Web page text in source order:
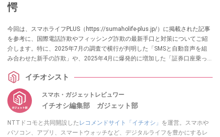
愕
今回は、スマホライフPLUS（https://sumaholife-plus.jp/）に掲載された記事
を参考に、国際電話詐欺やフィッシング詐欺の最新手口と対策についてご紹
介します。特に、2025年7月の調査で横行が判明した「SMSと自動音声を組
み合わせた新手の詐欺」や、2025年4月に爆発的に増加した「証券口座乗っ
でご確認ください。
イチオシスト
スマホ・ガジェットレビュワー
イチオシ編集部 ガジェット部
NTTドコモと共同開設した レコメンドサイト「イチオシ」 を運営。スマホや
パソコン、アプリ、スマートウォッチなど、デジタルライフを豊かにするレ